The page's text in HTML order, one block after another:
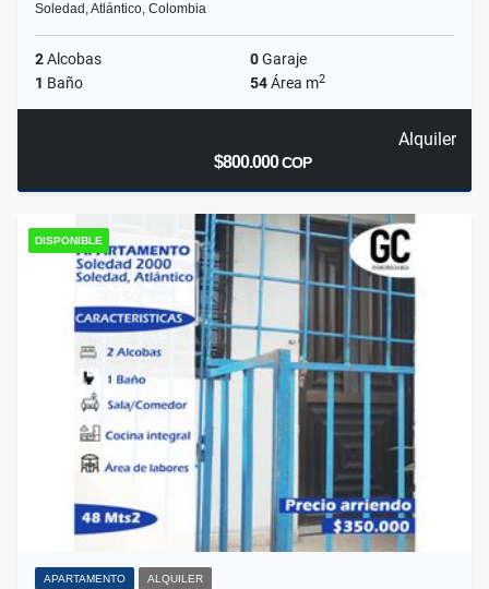
Soledad, Atlántico, Colombia
2Alcobas 0Garaje
1 Baño 54Área m2
Alquiler
$800.000COP
DISPONIBLE
APARTAMENTO ALQUILER